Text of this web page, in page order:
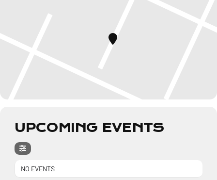
UPCOMING EVENTS
NO EVENTS